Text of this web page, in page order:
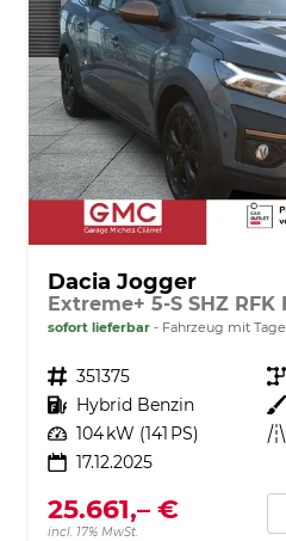
Dacia Jogger
Extreme+ 5-S SHZ RFK
sofort lieferbar Fahrzeug mit
Fahrzeugnr. 351375 Getriebe
Kraftstoff Hybrid Benzin Außenfarbe
Leistung 104 kW (141 PS) Kilometerstand
17.12.2025
25.661,– €
incl. 17% MwSt.